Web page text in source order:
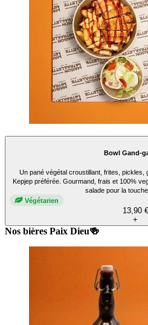
Bowl Gand-
Un pané végétal croustillant, frites,
Kepjep préférée. Gourmand, frais et 100%
salade pour la
Végétarien
13,90 €
+
Nos bières Paix Dieu🍻